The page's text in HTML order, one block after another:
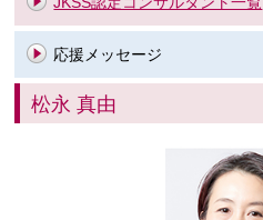
応援メッセージ
松永 真由